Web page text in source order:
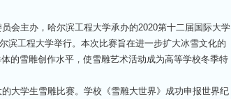
会主办，哈尔滨工程大学承办的2020第十二届国际大学
滨工程大学举行。本次比赛旨在进一步扩大冰雪文化的
的雪雕创作水平，使雪雕艺术活动成为高等学校冬季特
大学生雪雕比赛。学校《雪雕大世界》成功申报世界纪